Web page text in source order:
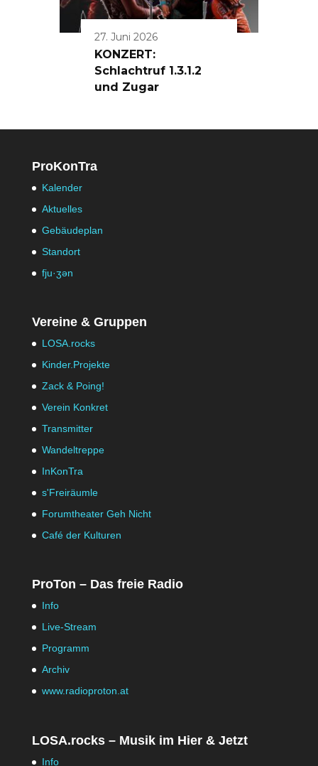
27. Juni 2026
KONZERT:
Schlachtruf 1.3.1.2
und Zugar
ProKonTra
Kalender
Aktuelles
Gebäudeplan
Standort
fju·ʒən
Vereine & Gruppen
LOSA.rocks
Kinder.Projekte
Zack & Poing!
Verein Konkret
Transmitter
Wandeltreppe
InKonTra
s'Freiräumle
Forumtheater Geh Nicht
Café der Kulturen
ProTon – Das freie Radio
Info
Live-Stream
Programm
Archiv
www.radioproton.at
LOSA.rocks – Musik im Hier & Jetzt
Info